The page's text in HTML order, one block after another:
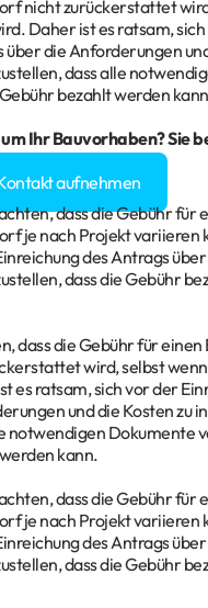
nicht zurückerstattet
Daher ist es ratsam,
über die Anforderungen
dass alle
bezahlt werden
Ihr Bauvorhaben? Sie
aufnehmen
dass die Gebühr für
je nach Projekt variieren
des Antrags
dass die Gebühr
dass die Gebühr für
wird, selbst
es ratsam, sich vor der
und die Kosten zu
notwendigen Dokumente
kann.
dass die Gebühr für
je nach Projekt variieren
des Antrags
dass die Gebühr